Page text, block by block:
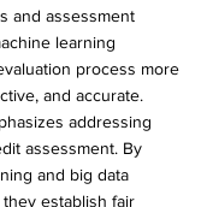
and assessment
learning
process more
and accurate.
addressing
assessment. By
and big data
establish fair